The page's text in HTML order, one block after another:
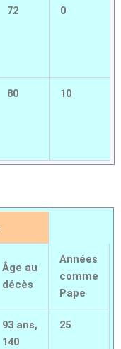
72 0
80 10
Âge au
décès
Années
comme
Pape
93 ans,
140
25